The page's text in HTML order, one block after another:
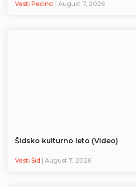
Vesti Pećinci | August 7, 2026
Šidsko kulturno leto (Video)
Vesti Šid | August 7, 2026